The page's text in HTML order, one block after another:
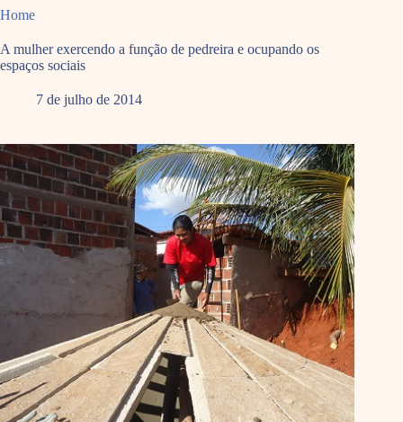
Home
A mulher exercendo a função de pedreira e ocupando os
espaços sociais
7 de julho de 2014